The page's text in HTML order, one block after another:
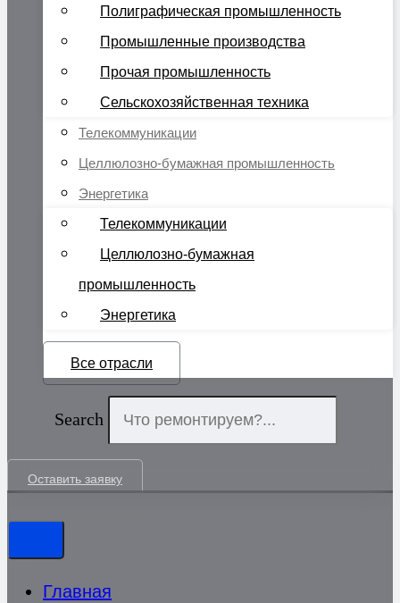
Полиграфическая промышленность
Промышленные производства
Прочая промышленность
Сельскохозяйственная техника
Телекоммуникации
Целлюлозно-бумажная промышленность
Энергетика
Телекоммуникации
Целлюлозно-бумажная
промышленность
Энергетика
Все отрасли
Search
Оставить заявку
Главная